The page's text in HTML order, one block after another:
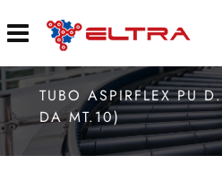
Open
TUBO ASPIRFLEX PU
DA MT.10)